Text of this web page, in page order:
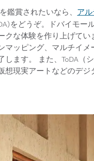
鑑賞されたいなら、 ア
をどうぞ。ドバイモー
クな体験を作り上げて
マッピング、マルチイ
します。 また、ToDA（
想現実アートなどのデジ